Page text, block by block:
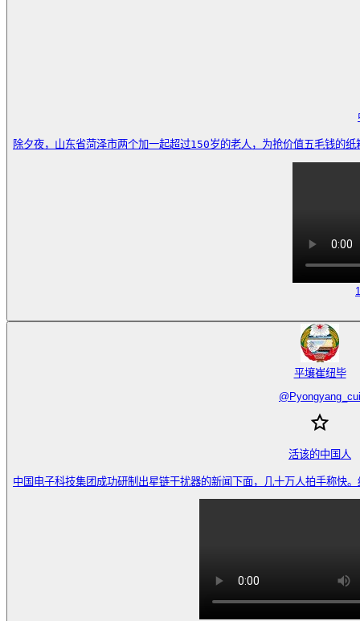
除夕夜，山东省菏泽市两个加一起超过150岁的老人，为抢价值五毛
平壤崔纽毕
@ Pyongyang_cui
活该的中国人
中国电子科技集团成功研制出星链干扰器的新闻下面，几十万人拍手